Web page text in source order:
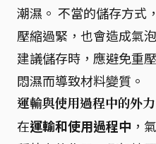
潮濕。 不當的儲存方式
壓縮過緊，也會造成氣
建議儲存時，應避免重
悶濕而導致材料變質。
運輸與使用過程中的外力
在運輸和使用過程中 ，